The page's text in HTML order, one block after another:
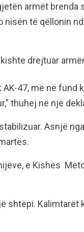
armët brenda
nisën të qëllonin
drejtuar
47, më në fund
thuhej në një
Asnjë
e Kishës
shtëpi. Kalimtarët